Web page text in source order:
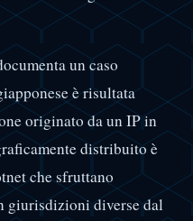
un caso
è risultata
originato da un IP in
distribuito è
che sfruttano
giurisdizioni diverse dal